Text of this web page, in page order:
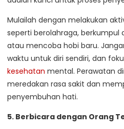
Mulailah dengan melakukan
seperti berolahraga,
atau mencoba hobi baru.
waktu untuk diri sendiri, dan
kesehatan mental. Perawatan
meredakan rasa sakit dan
penyembuhan hati.
5. Berbicara dengan Orang